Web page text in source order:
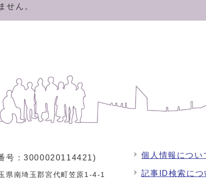
せん。
号：3000020114421)
県南埼玉郡宮代町笠原1-4-1
個人情報につい
記事ID検索につ